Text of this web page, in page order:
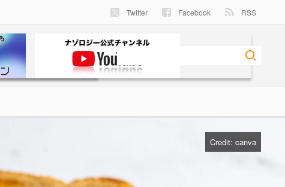
Twitter Facebook RSS
Credit: canva